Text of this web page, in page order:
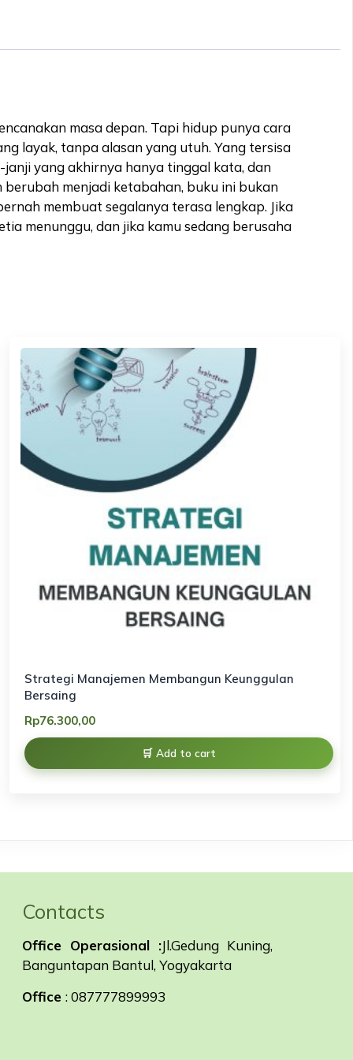
masa depan. Tapi hidup punya cara
layak, tanpa alasan yang utuh. Yang tersisa
yang akhirnya hanya tinggal kata, dan
menjadi ketabahan, buku ini bukan
membuat segalanya terasa lengkap. Jika
menunggu, dan jika kamu sedang berusaha
Strategi Manajemen Membangun Keunggulan
Bersaing
Rp76.300,00
Add to cart
Contacts
Office Operasional :Jl.Gedung Kuning,
Banguntapan Bantul, Yogyakarta
Office: 087777899993